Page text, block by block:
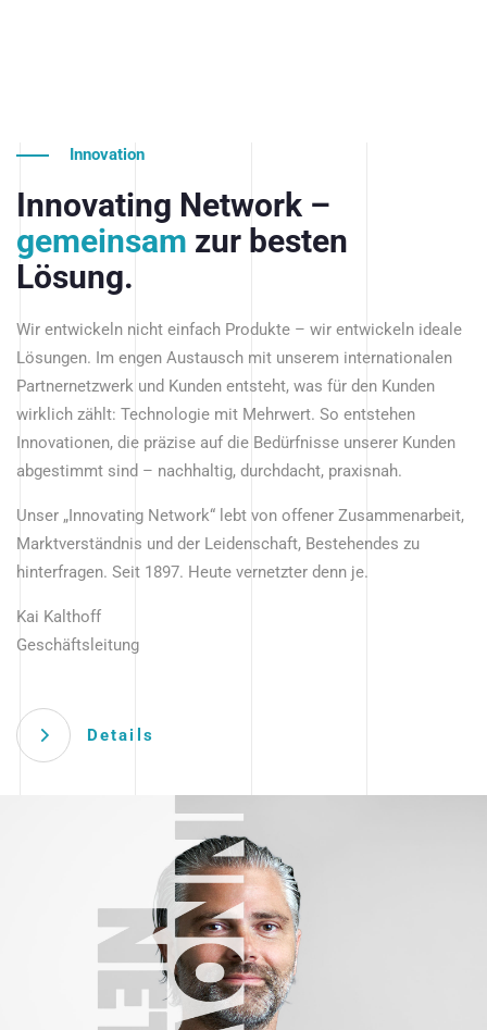
Innovation
Innovating Network –
gemeinsam zur besten
Lösung.
Wir entwickeln nicht einfach Produkte – wir entwickeln ideale
Lösungen. Im engen Austausch mit unserem internationalen
Partnernetzwerk und Kunden entsteht, was für den Kunden
wirklich zählt: Technologie mit Mehrwert. So entstehen
Innovationen, die präzise auf die Bedürfnisse unserer Kunden
abgestimmt sind – nachhaltig, durchdacht, praxisnah.
Unser „Innovating Network“ lebt von offener Zusammenarbeit,
Marktverständnis und der Leidenschaft, Bestehendes zu
hinterfragen. Seit 1897. Heute vernetzter denn je.
Kai Kalthoff
Geschäftsleitung
Details